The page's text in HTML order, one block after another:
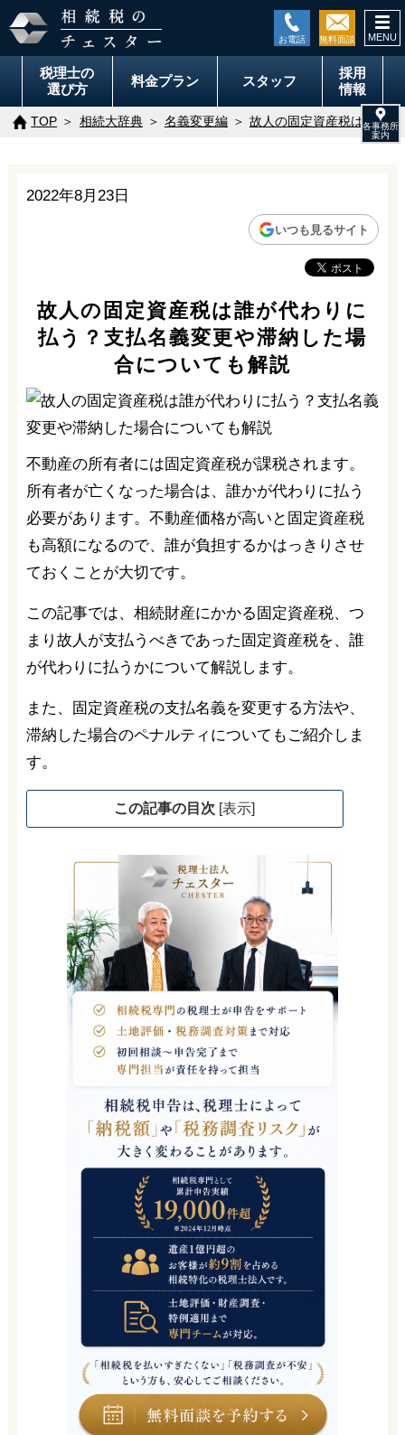
税理士の
選び方
料金プラン スタッフ
採用
情報
TOP 相続大辞典 名義変更編 故人の固定資産税は誰が
2022年8月23日
いつも見るサイト
故人の固定資産税は誰が代わりに
払う？支払名義変更や滞納した場
合についても解説
不動産の所有者には固定資産税が課税されます。
所有者が亡くなった場合は、誰かが代わりに払う
必要があります。不動産価格が高いと固定資産税
も高額になるので、誰が負担するかはっきりさせ
ておくことが大切です。
この記事では、相続財産にかかる固定資産税、つ
まり故人が支払うべきであった固定資産税を、誰
が代わりに払うかについて解説します。
また、固定資産税の支払名義を変更する方法や、
滞納した場合のペナルティについてもご紹介しま
す。
この記事の目次 [表示]